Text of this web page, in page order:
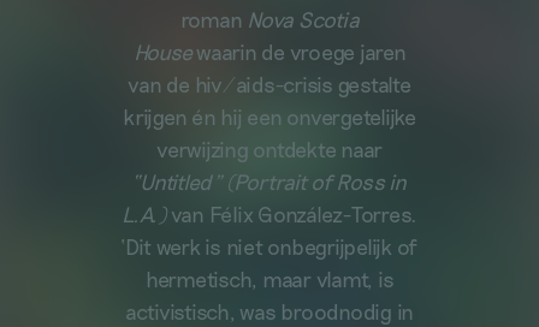
roman Nova Scotia
Housewaarin de vroege jaren
van de hiv/aids-crisis gestalte
krijgen én hij een onvergetelijke
verwijzing ontdekte naar
“Untitled” (Portrait of Ross in
L.A.)van Félix González-Torres.
‘Dit werk is niet onbegrijpelijk of
hermetisch, maar vlamt, is
activistisch, was broodnodig in